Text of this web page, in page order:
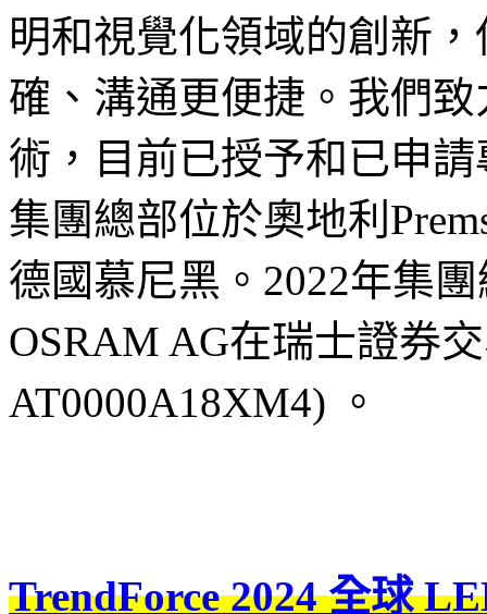
明和視覺化領域的創新
確、溝通更便捷。我們
術，目前已授予和已申
集團總部位於奧地利
德國慕尼黑。2022年集
OSRAM AG在瑞士證券
AT0000A18XM4) 。
TrendForce 2024 全球